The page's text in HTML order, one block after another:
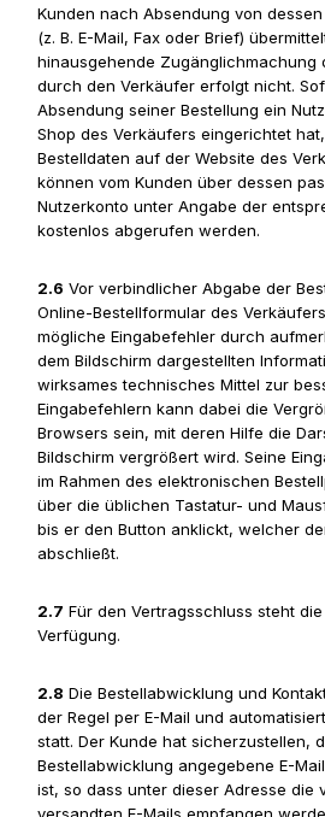
Kunden nach Absendung von
(z. B. E-Mail, Fax oder Brief)
hinausgehende Zugänglichmachung
durch den Verkäufer erfolgt nicht.
Absendung seiner Bestellung ein
Shop des Verkäufers eingerichtet
Bestelldaten auf der Website des
können vom Kunden über dessen
Nutzerkonto unter Angabe der
kostenlos abgerufen werden.
2.6 Vor verbindlicher Abgabe der
Online-Bestellformular des
mögliche Eingabefehler durch
dem Bildschirm dargestellten
wirksames technisches Mittel zur
Eingabefehlern kann dabei die
Browsers sein, mit deren Hilfe die
Bildschirm vergrößert wird. Seine
im Rahmen des elektronischen
über die üblichen Tastatur- und
bis er den Button anklickt, welcher
abschließt.
2.7 Für den Vertragsschluss steht
Verfügung.
2.8 Die Bestellabwicklung und
der Regel per E-Mail und
statt. Der Kunde hat sicherzustellen,
Bestellabwicklung angegebene E-
ist, so dass unter dieser Adresse die